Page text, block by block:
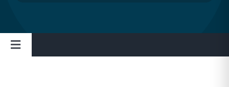
Toggle